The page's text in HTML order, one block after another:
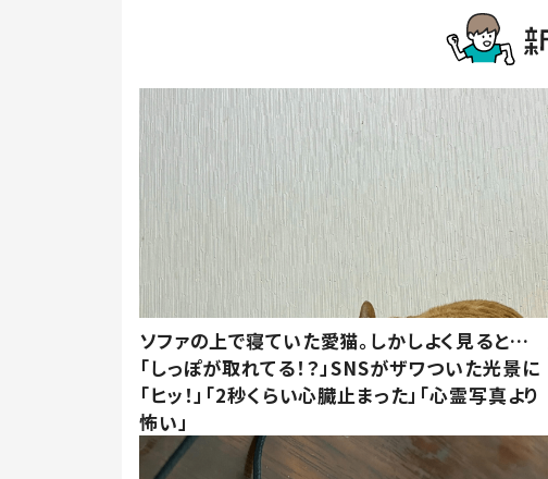
ソファの上で寝ていた愛猫。しかしよく見ると…
「しっぽが取れてる！？」SNSがザワついた光景に
「ヒッ！」「2秒くらい心臓止まった」「心霊写真より
怖い」